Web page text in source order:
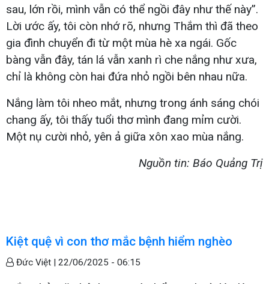
sau, lớn rồi, mình vẫn có thể ngồi đây như thế này”.
Lời ước ấy, tôi còn nhớ rõ, nhưng Thắm thì đã theo
gia đình chuyển đi từ một mùa hè xa ngái. Gốc
bàng vẫn đây, tán lá vẫn xanh rì che nắng như xưa,
chỉ là không còn hai đứa nhỏ ngồi bên nhau nữa.
Nắng làm tôi nheo mắt, nhưng trong ánh sáng chói
chang ấy, tôi thấy tuổi thơ mình đang mỉm cười.
Một nụ cười nhỏ, yên ả giữa xôn xao mùa nắng.
Nguồn tin: Báo Quảng Trị
Kiệt quệ vì con thơ mắc bệnh hiểm nghèo
Đức Việt | 22/06/2025 - 06:15